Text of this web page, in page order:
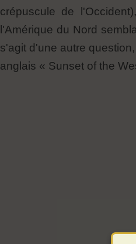
crépuscule de
l'Amérique du Nord
s'agit d'une autre
anglais « Sunset of the